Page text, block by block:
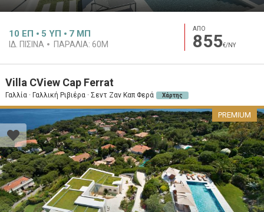
10 ΕΠ 5 ΥΠ 7 ΜΠ
ΙΔ. ΠΙΣΊΝΑ ΠΑΡΑΛΊΑ: 60M
ΑΠΟ
855€/ΝΥ
Villa CView Cap Ferrat
Γαλλία · Γαλλική Ριβιέρα · Σεντ Ζαν Καπ Φερά Χάρτης
PREMIUM